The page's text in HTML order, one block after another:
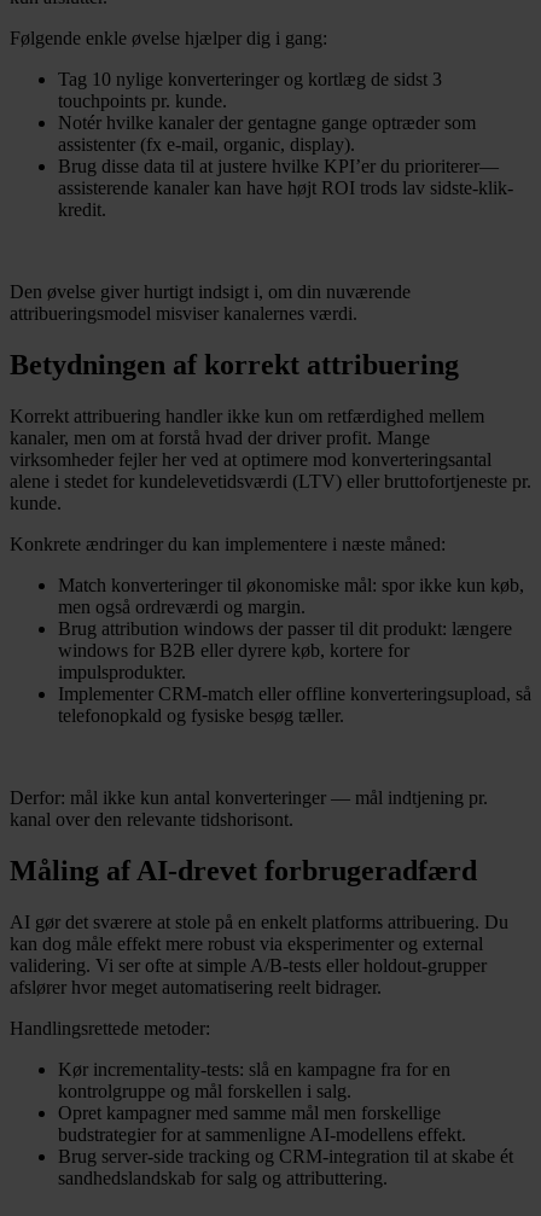
Følgende enkle øvelse hjælper dig i gang:
Tag 10 nylige konverteringer og kortlæg de sidst 3
touchpoints pr. kunde.
Notér hvilke kanaler der gentagne gange optræder som
assistenter (fx e-mail, organic, display).
Brug disse data til at justere hvilke KPI’er du prioriterer—
assisterende kanaler kan have højt ROI trods lav sidste-klik-
kredit.
Den øvelse giver hurtigt indsigt i, om din nuværende
attribueringsmodel misviser kanalernes værdi.
Betydningen af korrekt attribuering
Korrekt attribuering handler ikke kun om retfærdighed mellem
kanaler, men om at forstå hvad der driver profit. Mange
virksomheder fejler her ved at optimere mod konverteringsantal
alene i stedet for kundelevetidsværdi (LTV) eller bruttofortjeneste pr.
kunde.
Konkrete ændringer du kan implementere i næste måned:
Match konverteringer til økonomiske mål: spor ikke kun køb,
men også ordreværdi og margin.
Brug attribution windows der passer til dit produkt: længere
windows for B2B eller dyrere køb, kortere for
impulsprodukter.
Implementer CRM-match eller offline konverteringsupload, så
telefonopkald og fysiske besøg tæller.
Derfor: mål ikke kun antal konverteringer — mål indtjening pr.
kanal over den relevante tidshorisont.
Måling af AI-drevet forbrugeradfærd
AI gør det sværere at stole på en enkelt platforms attribuering. Du
kan dog måle effekt mere robust via eksperimenter og external
validering. Vi ser ofte at simple A/B-tests eller holdout-grupper
afslører hvor meget automatisering reelt bidrager.
Handlingsrettede metoder:
Kør incrementality-tests: slå en kampagne fra for en
kontrolgruppe og mål forskellen i salg.
Opret kampagner med samme mål men forskellige
budstrategier for at sammenligne AI-modellens effekt.
Brug server-side tracking og CRM-integration til at skabe ét
sandhedslandskab for salg og attributtering.